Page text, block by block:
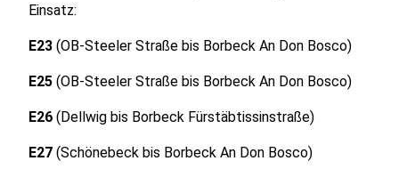
Einsatz:
E23 (OB-Steeler Straße bis Borbeck An Don Bosco)
E25 (OB-Steeler Straße bis Borbeck An Don Bosco)
E26 (Dellwig bis Borbeck Fürstäbtissinstraße)
E27 (Schönebeck bis Borbeck An Don Bosco)